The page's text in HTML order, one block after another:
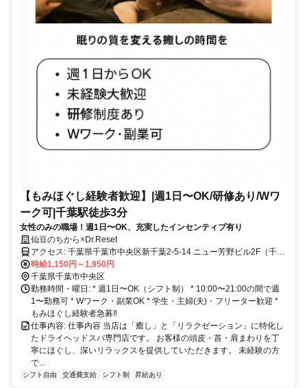
【もみほぐし経験者歓迎】|週1日〜OK/研修あり/Wワ
ーク可|千葉駅徒歩3分
女性のみの職場！週1日〜OK、充実したインセンティブ有り
仙豆のちから×Dr.Reset
アクセス: 千葉県千葉市中央区新千葉2-5-14 ニュー芳野ビル2F（千葉
駅から徒歩3分）
時給1,150円～1,950円
千葉県千葉市中央区
勤務時間・曜日: * 週1日〜OK（シフト制） * 10:00〜21:00の間で週
1〜勤務可 * Wワーク・副業OK * 学生・主婦(夫)・フリーター歓迎 *
もみほぐし経験者急募‼︎
仕事内容: 仕事内容 当店は「癒し」と「リラクゼーション」に特化し
たドライヘッドスパ専門店です。 お客様の頭皮・首・肩まわりを丁
寧にほぐし、深いリラックスを提供していただきます。 未経験の方
で...
シフト自由 交通費支給 シフト制 昇給あり